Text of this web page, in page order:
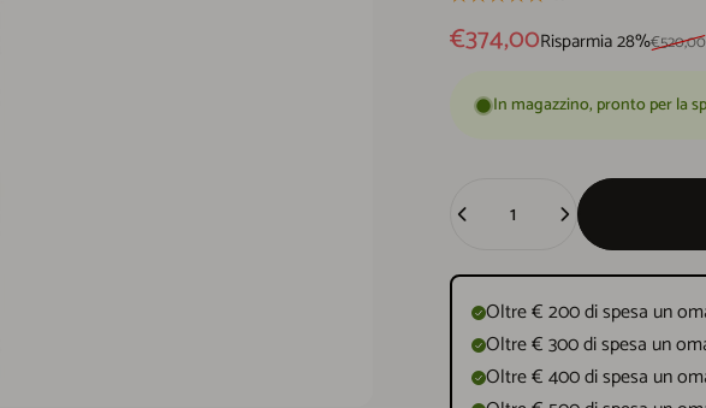
Prezzo scontato
€374,00Risparmia 28%
Prezzo di listino €520,00
In magazzino, pronto per la
Oltre € 200 di spesa un
Oltre € 300 di spesa un
Oltre € 400 di spesa un